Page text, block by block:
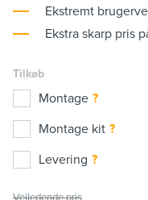
Ekstremt
Ekstra skarp pris
Tilkøb
Montage
Montage kit
Levering
Vejledende pris